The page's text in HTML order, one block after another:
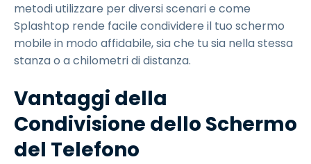
metodi utilizzare per diversi scenari e come
Splashtop rende facile condividere il tuo schermo
mobile in modo affidabile, sia che tu sia nella stessa
stanza o a chilometri di distanza.
Vantaggi della
Condivisione dello Schermo
del Telefono